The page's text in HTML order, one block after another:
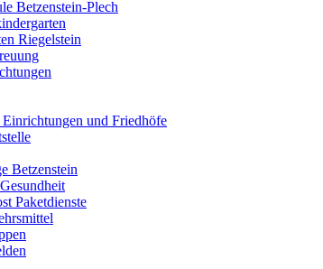
Betzenstein-Plech
Riegelstein
und Friedhöfe
Betzenstein
Paketdienste